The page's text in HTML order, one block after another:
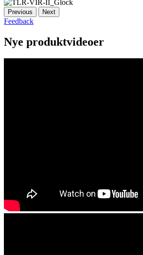
Previous Next
Feedback
Nye produktvideoer